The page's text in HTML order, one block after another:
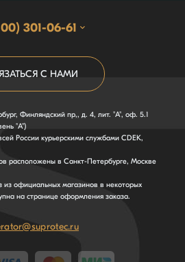
301-06-61
С НАМИ
Финляндский пр,, д. 4, лит. "А", оф. 5.1
"А")
России курьерскими службами CDEK,
расположены в Санкт-Петербурге, Москве
официальных магазинов в некоторых
на странице оформления заказа.